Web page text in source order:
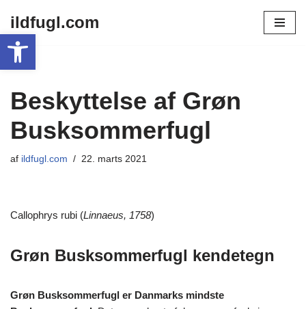
Spring
til
indhold
ildfugl.com
Beskyttelse af Grøn
Busksommerfugl
af ildfugl.com 22. marts 2021
Callophrys rubi (Linnaeus, 1758)
Grøn Busksommerfugl kendetegn
Grøn Busksommerfugl er Danmarks mindste
Open toolbar